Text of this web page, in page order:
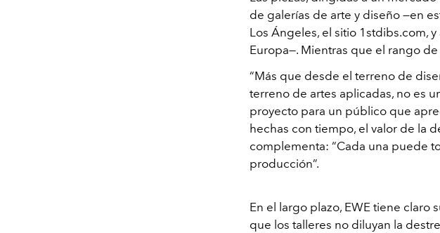
de galerías de arte y diseño —en
Los Ángeles, el sitio 1stdibs.com,
Europa—. Mientras que el rango
“Más que desde el terreno de
terreno de artes aplicadas, no es
proyecto para un público que
hechas con tiempo, el valor de la
complementa: “Cada una puede
producción”.
En el largo plazo, EWE tiene claro
que los talleres no diluyan la